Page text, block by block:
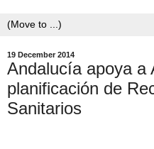
19 December 2014
Andalucía apoya a
planificación de
Sanitarios